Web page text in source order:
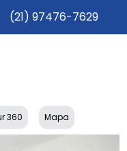
(21) 97476-7629
360 Mapa